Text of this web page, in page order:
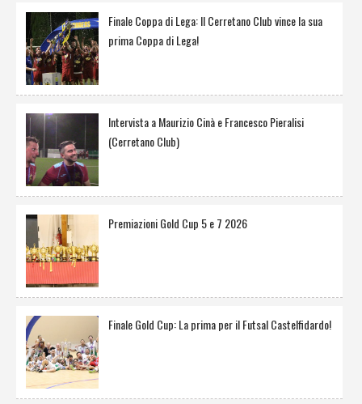
Finale Coppa di Lega: Il Cerretano Club vince la sua
prima Coppa di Lega!
Intervista a Maurizio Cinà e Francesco Pieralisi
(Cerretano Club)
Premiazioni Gold Cup 5 e 7 2026
Finale Gold Cup: La prima per il Futsal Castelfidardo!